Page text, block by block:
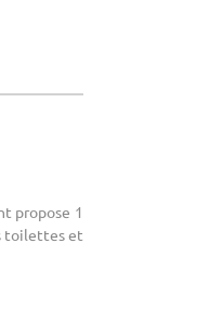
propose 1
toilettes et